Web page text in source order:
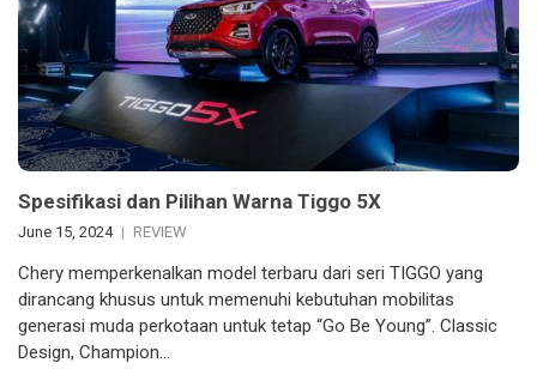
Spesifikasi dan Pilihan Warna Tiggo 5X
June 15, 2024 REVIEW
Chery memperkenalkan model terbaru dari seri TIGGO yang
dirancang khusus untuk memenuhi kebutuhan mobilitas
generasi muda perkotaan untuk tetap “Go Be Young”. Classic
Design, Champion…